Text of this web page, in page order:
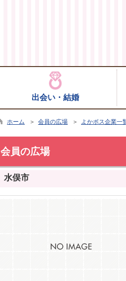
出会い・結婚
ホーム ＞ 会員の広場 ＞ よかボス企業一
会員の広場
水俣市